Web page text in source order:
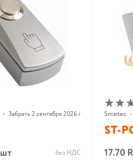
В корзину
• Забрать 2 сентября 2026 г.
шт без НДС
Smartec •
ST-
17.70